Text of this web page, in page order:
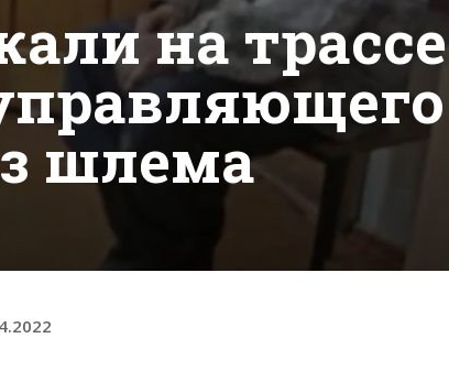
на трассе
шлема